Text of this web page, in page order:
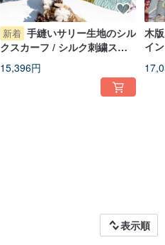
新着 手縫いサリー生地のシル
クスカーフ / シルク刺繍スカ
ーフ / インドシルク刺繍スカ
ーフ - グリーンパッチワーク
15,396円
木
イ
ノ
表示順